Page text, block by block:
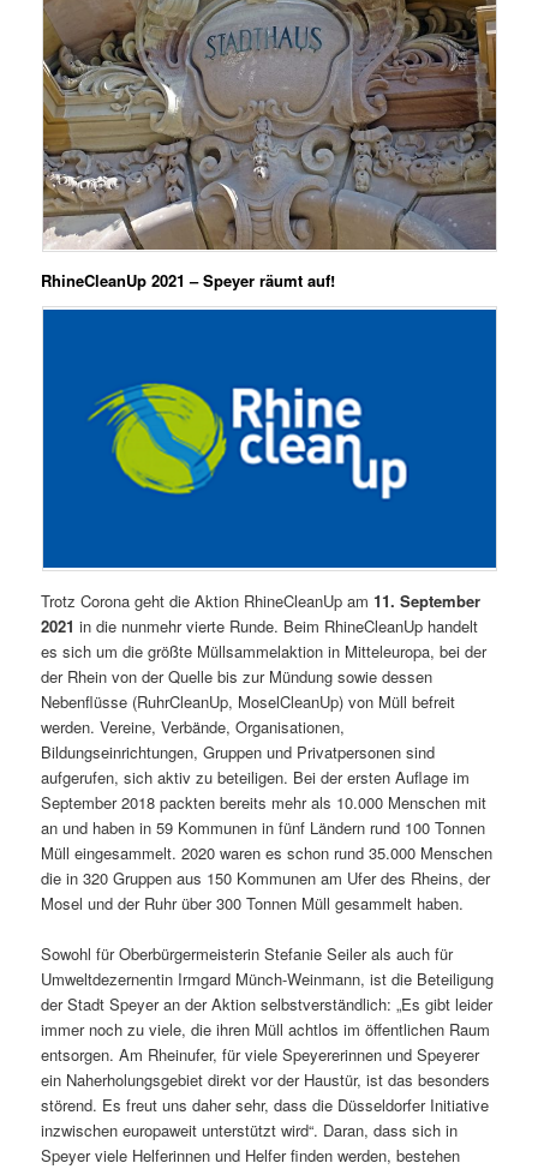
RhineCleanUp 2021 – Speyer räumt auf!
Trotz Corona geht die Aktion RhineCleanUp am11. September
2021 in die nunmehr vierte Runde. Beim RhineCleanUp handelt
es sich um die größte Müllsammelaktion in Mitteleuropa, bei der
der Rhein von der Quelle bis zur Mündung sowie dessen
Nebenflüsse (RuhrCleanUp, MoselCleanUp) von Müll befreit
werden. Vereine, Verbände, Organisationen,
Bildungseinrichtungen, Gruppen und Privatpersonen sind
aufgerufen, sich aktiv zu beteiligen. Bei der ersten Auflage im
September 2018 packten bereits mehr als 10.000 Menschen mit
an und haben in 59 Kommunen in fünf Ländern rund 100 Tonnen
Müll eingesammelt. 2020 waren es schon rund 35.000 Menschen
die in 320 Gruppen aus 150 Kommunen am Ufer des Rheins, der
Mosel und der Ruhr über 300 Tonnen Müll gesammelt haben.
Sowohl für Oberbürgermeisterin Stefanie Seiler als auch für
Umweltdezernentin Irmgard Münch-Weinmann, ist die Beteiligung
der Stadt Speyer an der Aktion selbstverständlich: „Es gibt leider
immer noch zu viele, die ihren Müll achtlos im öffentlichen Raum
entsorgen. Am Rheinufer, für viele Speyererinnen und Speyerer
ein Naherholungsgebiet direkt vor der Haustür, ist das besonders
störend. Es freut uns daher sehr, dass die Düsseldorfer Initiative
inzwischen europaweit unterstützt wird“. Daran, dass sich in
Speyer viele Helferinnen und Helfer finden werden, bestehen